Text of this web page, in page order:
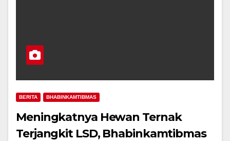
BERITA BHABINKAMTIBMAS
Meningkatnya Hewan Ternak
Terjangkit LSD, Bhabinkamtibmas